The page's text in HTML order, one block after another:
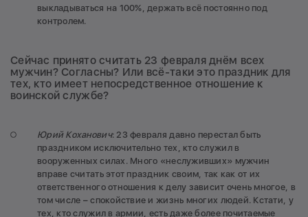
выкладываться на 100%, держать всё постоянно под
контролем.
Сейчас принято считать 23 февраля днём всех
мужчин? Согласны? Или всё-таки это праздник для
тех, кто имеет непосредственное отношение к
воинской службе?
Юрий Коханович: 23 февраля давно перестал быть
праздником исключительно тех, кто служил в
вооруженных силах. Много «неслуживших» мужчин
вправе считать этот праздник своим, так как от их
ответственного отношения к делу зависит очень многое, в
том числе – спокойствие и жизнь многих людей. Кстати, у
тех, кто служил в армии, есть даже более почитаемые